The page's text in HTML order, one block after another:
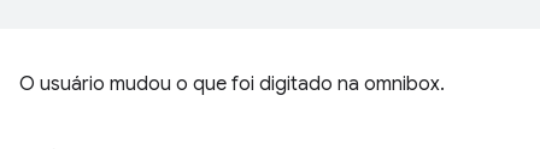
O usuário mudou o que foi digitado na omnibox.